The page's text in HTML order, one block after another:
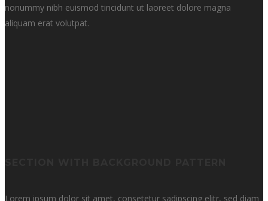
nonummy nibh euismod tincidunt ut laoreet dolore magna
aliquam erat volutpat.
Lorem ipsum dolor sit amet, consetetur sadipscing elitr, sed diam